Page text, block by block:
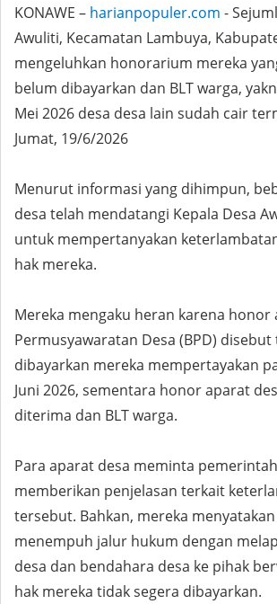
KONAWE – harianpopuler.com -
Awuliti, Kecamatan Lambuya,
mengeluhkan honorarium mereka
belum dibayarkan dan BLT warga,
Mei 2026 desa desa lain sudah cair
Jumat, 19/6/2026
Menurut informasi yang dihimpun,
desa telah mendatangi Kepala Desa
untuk mempertanyakan
hak mereka.
Mereka mengaku heran karena honor
Permusyawaratan Desa (BPD) disebut
dibayarkan mereka mempertayakan
Juni 2026, sementara honor aparat
diterima dan BLT warga.
Para aparat desa meminta
memberikan penjelasan terkait
tersebut. Bahkan, mereka
menempuh jalur hukum dengan
desa dan bendahara desa ke pihak
hak mereka tidak segera dibayarkan.